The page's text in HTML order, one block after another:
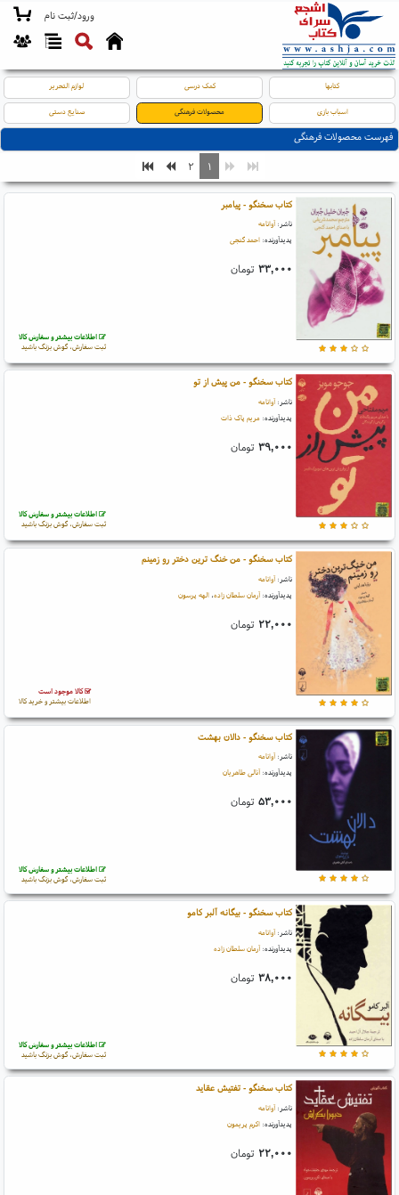
ورود/ثبت نام
کتابها کمک درسی لوازم التحریر
اسباب بازی محصولات فرهنگی صنایع دستی
فهرست محصولات فرهنگی
۱ ۲
کتاب سخنگو - پیامبر
ناشر: آوانامه
پدیدآورنده: احمد گنجی
۳۳,۰۰۰ تومان
اطلاعات بیشتر و سفارش کالا
ثبت سفارش، گوش بزنگ باشید
کتاب سخنگو - من پیش از تو
ناشر: آوانامه
پدیدآورنده: مریم پاک ذات
۳۹,۰۰۰ تومان
اطلاعات بیشتر و سفارش کالا
ثبت سفارش، گوش بزنگ باشید
کتاب سخنگو - من خنگ ترین دختر رو زمینم
ناشر: آوانامه
پدیدآورنده: آرمان سلطان زاده، الهه پرسون
۲۲,۰۰۰ تومان
کالا موجود است
اطلاعات بیشتر و خرید کالا
کتاب سخنگو - دالان بهشت
ناشر: آوانامه
پدیدآورنده: آنالی طاهریان
۵۳,۰۰۰ تومان
اطلاعات بیشتر و سفارش کالا
ثبت سفارش، گوش بزنگ باشید
کتاب سخنگو - بیگانه آلبر کامو
ناشر: آوانامه
پدیدآورنده: آرمان سلطان زاده
۳۸,۰۰۰ تومان
اطلاعات بیشتر و سفارش کالا
ثبت سفارش، گوش بزنگ باشید
کتاب سخنگو - تفتیش عقاید
ناشر: آوانامه
پدیدآورنده: اکرم پریمون
۲۲,۰۰۰ تومان